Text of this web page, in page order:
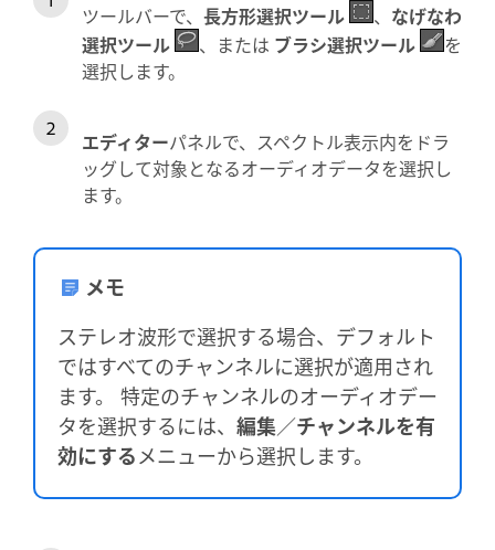
ツールバーで、 長方形選択ツール 、 なげなわ
選択ツール
、または ブラシ選択ツール
を
選択します。
エディターパネルで、スペクトル表示内をドラ
ッグして対象となるオーディオデータを選択し
ます。
メモ
ステレオ波形で選択する場合、デフォルト
ではすべてのチャンネルに選択が適用され
ます。 特定のチャンネルのオーディオデー
タを選択するには、 編集／チャンネルを有
効にするメニューから選択します。